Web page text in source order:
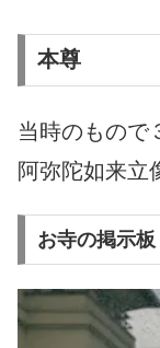
本尊
当時のもので
阿弥陀如来立
お寺の掲示板